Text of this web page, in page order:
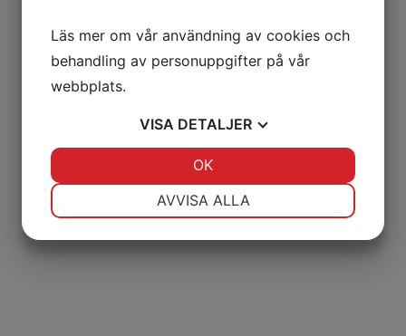
Tal, musik och ljusceremoni för freden.
Läs mer
Läs mer om vår användning av cookies och
behandling av personuppgifter på vår
webbplats.
VISA DETALJER
AVVISA ALLA
OK